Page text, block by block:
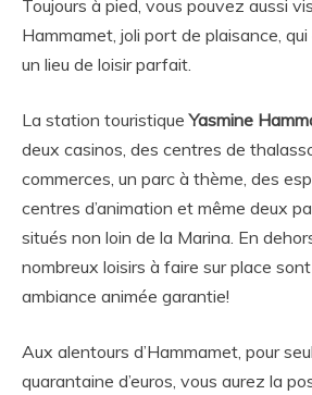
Toujours à pied, vous pouvez aussi
Hammamet, joli port de plaisance,
un lieu de loisir parfait.
La station touristiqueYasmine
deux casinos, des centres de
commerces, un parc à thème, des
centres d’animation et même deux
situés non loin de la Marina. En
nombreux loisirs à faire sur place
ambiance animée garantie!
Aux alentours d’Hammamet, pour
quarantaine d’euros, vous aurez la